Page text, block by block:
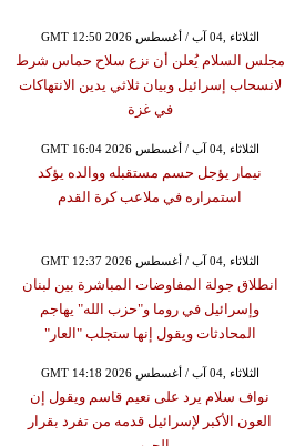
GMT 12:50 2026 الثلاثاء ,04 آب / أغسطس
مجلس السلام يُعلن أن نزع سلاح حماس شرط
لانسحاب إسرائيل وبيان ثلاثي يدين الانتهاكات
في غزة
GMT 16:04 2026 الثلاثاء ,04 آب / أغسطس
نيمار يؤجل حسم مستقبله ووالده يؤكد
استمراره في ملاعب كرة القدم
GMT 12:37 2026 الثلاثاء ,04 آب / أغسطس
انطلاق جولة المفاوضات المباشرة بين لبنان
وإسرائيل في روما و"حزب الله" يهاجم
المحادثات ويقول إنها ستجلب "العار"
GMT 14:18 2026 الثلاثاء ,04 آب / أغسطس
نواف سلام يرد على نعيم قاسم ويقول إن
العون الأكبر لإسرائيل قدمه من تفرد بقرار